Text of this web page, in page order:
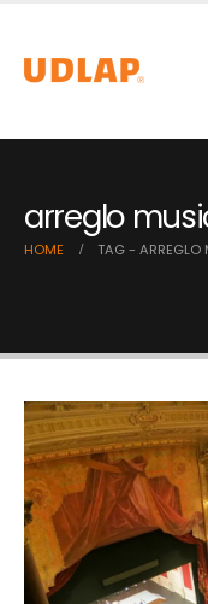
arreglo
HOME TAG - ARREGLO